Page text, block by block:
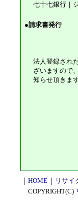
七十七銀行｜
●請求書発行
法人登録され
ざいますので
知らせ頂きます
HOME リサイ
COPYRIGHT(C)